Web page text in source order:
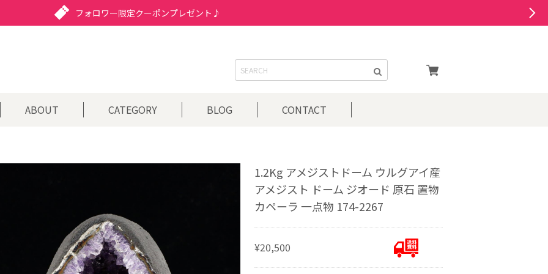
フォロワー限定クーポンプレゼント♪
ABOUT CATEGORY BLOG CONTACT
1.2Kg アメジストドーム ウルグアイ産
アメジスト ドーム ジオード 原石 置物
カペーラ 一点物 174-2267
¥20,500